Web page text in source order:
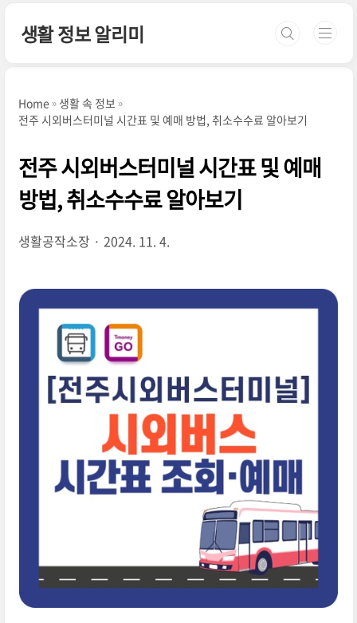
생활 정보 알리미
Home
생활 속 정보
전주 시외버스터미널 시간표 및 예매 방법, 취소수수료 알아보기
전주 시외버스터미널 시간표 및 예매
방법, 취소수수료 알아보기
생활공작소장 2024. 11. 4.